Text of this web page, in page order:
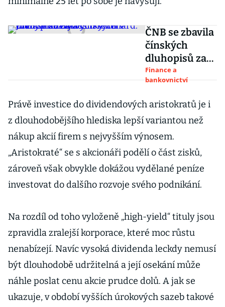
ČNB se zbavila
čínských
dluhopisů za
desítky
miliard. Jüany
z devizových
rezerv zcela
zmizely
Finance a
bankovnictví
Právě investice do dividendových aristokratů je i
z dlouhodobějšího hlediska lepší variantou než
nákup akcií firem s nejvyšším výnosem.
„Aristokraté“ se s akcionáři podělí o část zisků,
zároveň však obvykle dokážou vydělané peníze
investovat do dalšího rozvoje svého podnikání.
Na rozdíl od toho vyloženě „high-yield“ tituly jsou
zpravidla zralejší korporace, které moc růstu
nenabízejí. Navíc vysoká dividenda leckdy nemusí
být dlouhodobě udržitelná a její osekání může
náhle poslat cenu akcie prudce dolů. A jak se
ukazuje, v období vyšších úrokových sazeb takové